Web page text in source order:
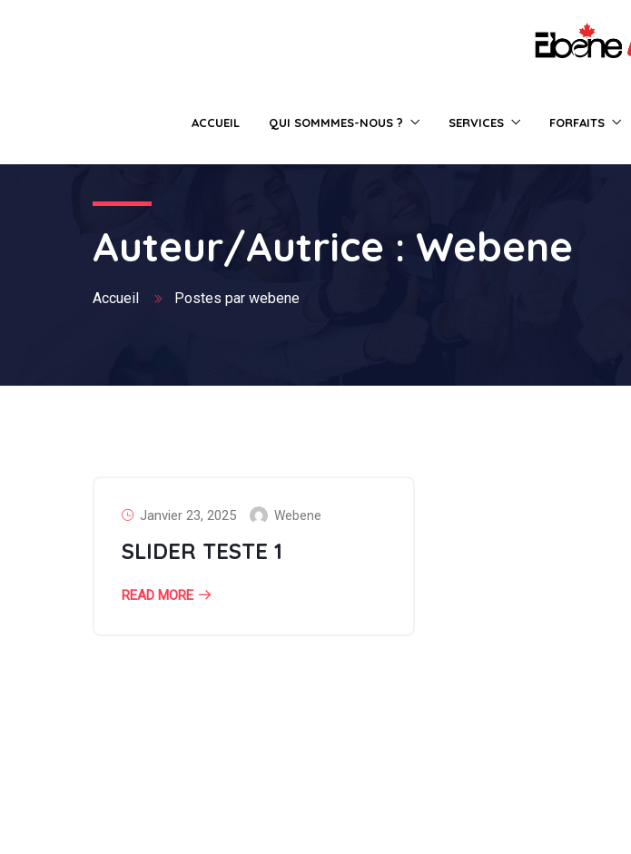
ACCUEIL QUI SOMMMES-NOUS ? SERVICES FORFAITS
Auteur/autrice : Webene
Accueil Postes par webene
Janvier 23, 2025 Webene
SLIDER TESTE 1
READ MORE